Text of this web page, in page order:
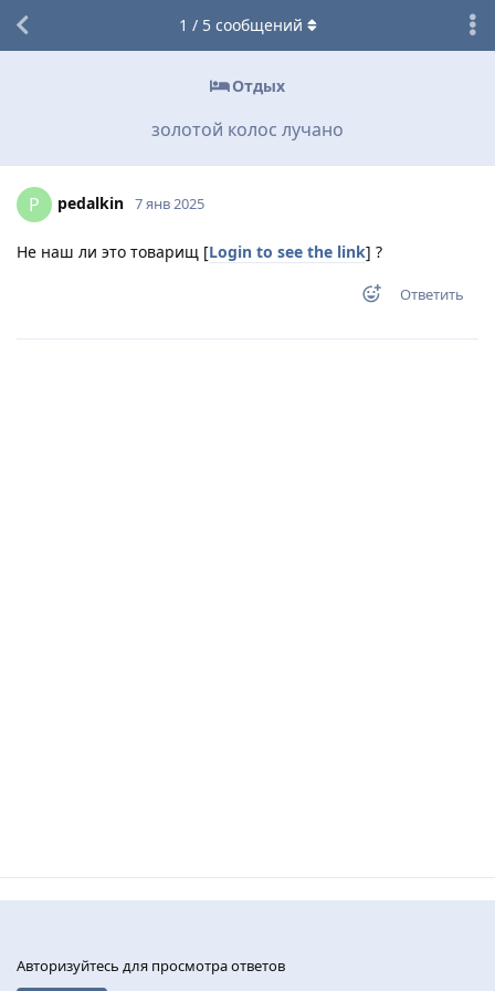
Отдых
золотой колос лучано
1 / 5сообщений
P pedalkin 7 янв 2025
Не наш ли это товарищ [Login to see the link] ?
Ответить
Авторизуйтесь для просмотра ответов